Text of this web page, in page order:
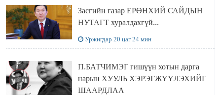
Засгийн газар ЕРӨНХИЙ САЙДЫН
НУТАГТ хуралдахгүй...
Уржигдар 20 цаг 24 мин
П.БАТЧИМЭГ гишүүн хотын дарга
нарын ХУУЛЬ ХЭРЭГЖҮҮЛЭХИЙГ
ШААРДЛАА